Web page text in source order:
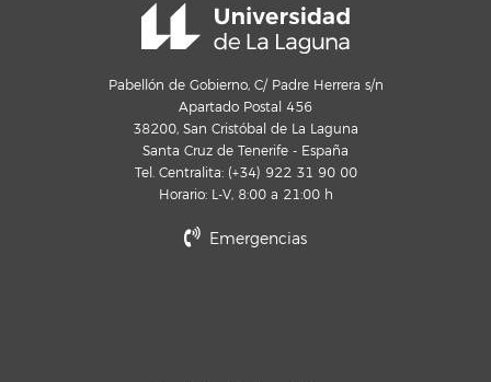
Pabellón de Gobierno, C/ Padre Herrera s/n
Apartado Postal 456
38200, San Cristóbal de La Laguna
Santa Cruz de Tenerife - España
Tel. Centralita: (+34) 922 31 90 00
Horario: L-V, 8:00 a 21:00 h
Emergencias